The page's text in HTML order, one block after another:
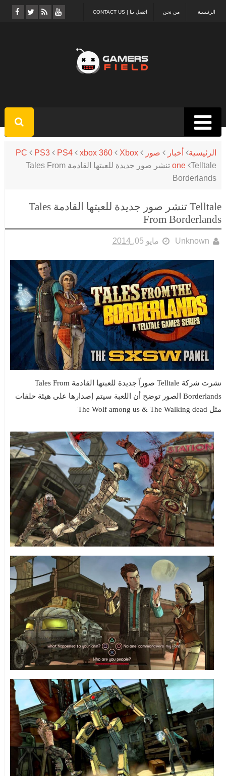
اتصل بنا | CONTACT US من نحن الرئيسية
الرئيسية أخبار صور PC PS3 PS4 xbox 360
Xbox
one
Telltale تنشر صور جديدة للعبتها القادمة Tales From
Borderlands
Telltale تنشر صور جديدة للعبتها القادمة Tales
From Borderlands
Unknown مايو 05, 2014
نشرت شركة Telltale صوراً جديدة للعبتها القادمة Tales From
Borderlands الصور توضح أن اللعبة سيتم إصدارها على هيئة حلقات
مثل The Wolf among us & The Walking dead